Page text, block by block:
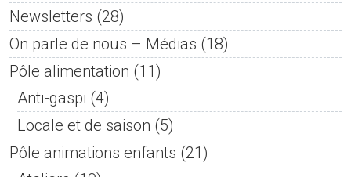
Newsletters (28)
On parle de nous – Médias (18)
Pôle alimentation (11)
Anti-gaspi (4)
Locale et de saison (5)
Pôle animations enfants (21)